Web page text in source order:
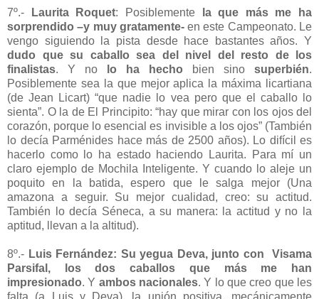
7º.- Laurita Roquet: Posiblemente
la que más me ha
sorprendido –y muy gratamente-en este Campeonato. Le
vengo siguiendo la pista desde hace bastantes años. Y
dudo que su caballo sea del nivel del resto de los
finalistas. Y no lo ha hecho bien sino superbién.
Posiblemente sea la que mejor aplica la máxima licartiana
(de Jean Licart) “que nadie lo vea pero que el caballo lo
sienta”. O la de El Principito: “hay que mirar con los ojos del
corazón, porque lo esencial es invisible a los ojos” (También
lo decía Parménides hace más de 2500 años). Lo difícil es
hacerlo como lo ha estado haciendo Laurita. Para mí un
claro ejemplo de Mochila Inteligente. Y cuando lo aleje un
poquito en la batida, espero que le salga mejor (Una
amazona a seguir. Su mejor cualidad, creo: su actitud.
También lo decía Séneca, a su manera: la actitud y no la
aptitud, llevan a la altitud).
8º.- Luis Fernández: Su yegua Deva, junto con
Visama
Parsifal, los dos caballos que más me han
impresionado. Y ambos nacionales. Y lo que creo que les